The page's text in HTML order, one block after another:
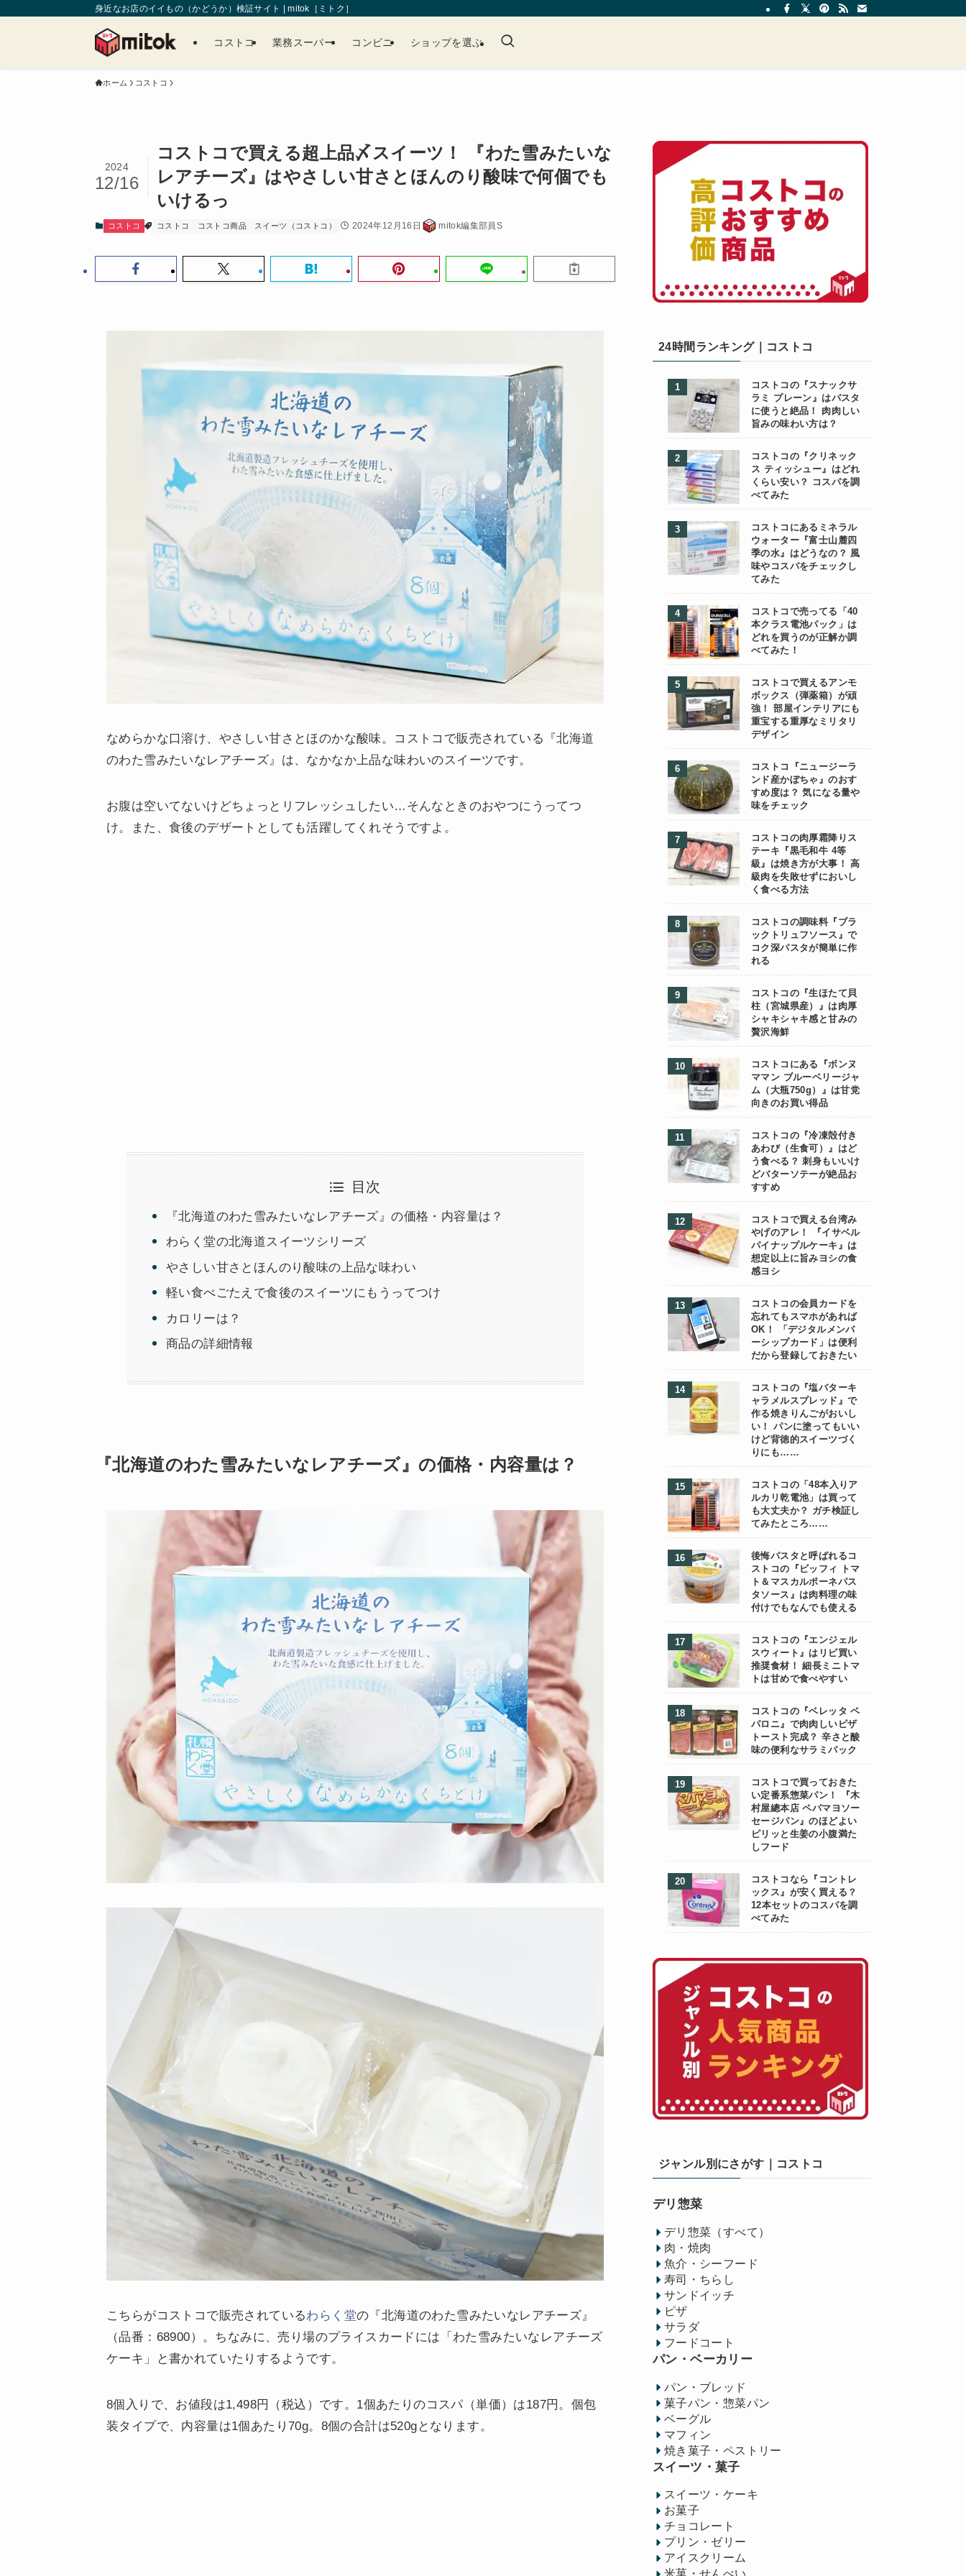
身近なお店のイイもの（かどうか）検証サイト | mitok［ミトク］
コストコ 業務スーパー コンビニ ショップを選ぶ
ホーム コストコ
コストコで買える超上品〆スイーツ！ 『わた雪みたいな
レアチーズ』はやさしい甘さとほんのり酸味で何個でも
いけるっ
2024
12/16
コストコ コストコ コストコ商品 スイーツ（コストコ） 2024年12月16日 mitok編集部員S
なめらかな口溶け、やさしい甘さとほのかな酸味。コストコで販売されている『北海道
のわた雪みたいなレアチーズ』は、なかなか上品な味わいのスイーツです。
お腹は空いてないけどちょっとリフレッシュしたい…そんなときのおやつにうってつ
け。また、食後のデザートとしても活躍してくれそうですよ。
目次
『北海道のわた雪みたいなレアチーズ』の価格・内容量は？
わらく堂の北海道スイーツシリーズ
やさしい甘さとほんのり酸味の上品な味わい
軽い食べごたえで食後のスイーツにもうってつけ
カロリーは？
商品の詳細情報
『北海道のわた雪みたいなレアチーズ』の価格・内容量は？
こちらがコストコで販売されているわらく堂の『北海道のわた雪みたいなレアチーズ』
（品番：68900）。ちなみに、売り場のプライスカードには「わた雪みたいなレアチーズ
ケーキ」と書かれていたりするようです。
8個入りで、お値段は1,498円（税込）です。1個あたりのコスパ（単価）は187円。個包
装タイプで、内容量は1個あたり70g。8個の合計は520gとなります。
24時間ランキング｜コストコ
コストコの『スナックサ
ラミ プレーン』はパスタ
に使うと絶品！ 肉肉しい
旨みの味わい方は？
コストコの『クリネック
ス ティッシュー』はどれ
くらい安い？ コスパを調
べてみた
コストコにあるミネラル
ウォーター『富士山麓四
季の水』はどうなの？ 風
味やコスパをチェックし
てみた
コストコで売ってる「40
本クラス電池パック」は
どれを買うのが正解か調
べてみた！
コストコで買えるアンモ
ボックス（弾薬箱）が頑
強！ 部屋インテリアにも
重宝する重厚なミリタリ
デザイン
コストコ『ニュージーラ
ンド産かぼちゃ』のおす
すめ度は？ 気になる量や
味をチェック
コストコの肉厚霜降りス
テーキ『黒毛和牛 4等
級』は焼き方が大事！ 高
級肉を失敗せずにおいし
く食べる方法
コストコの調味料『ブラ
ックトリュフソース』で
コク深パスタが簡単に作
れる
コストコの『生ほたて貝
柱（宮城県産）』は肉厚
シャキシャキ感と甘みの
贅沢海鮮
コストコにある『ボンヌ
ママン ブルーベリージャ
ム（大瓶750g）』は甘党
向きのお買い得品
コストコの『冷凍殻付き
あわび（生食可）』はど
う食べる？ 刺身もいいけ
どバターソテーが絶品お
すすめ
コストコで買える台湾み
やげのアレ！ 『イサベル
パイナップルケーキ』は
想定以上に旨みヨシの食
感ヨシ
コストコの会員カードを
忘れてもスマホがあれば
OK！ 「デジタルメンバ
ーシップカード」は便利
だから登録しておきたい
コストコの『塩バターキ
ャラメルスプレッド』で
作る焼きりんごがおいし
い！ パンに塗ってもいい
けど背徳的スイーツづく
りにも……
コストコの「48本入りア
ルカリ乾電池」は買って
も大丈夫か？ ガチ検証し
てみたところ……
後悔パスタと呼ばれるコ
ストコの『ビッフィ トマ
ト＆マスカルポーネパス
タソース』は肉料理の味
付けでもなんでも使える
コストコの『エンジェル
スウィート』はリピ買い
推奨食材！ 細長ミニトマ
トは甘めで食べやすい
コストコの『ベレッタ ペ
パロニ』で肉肉しいピザ
トースト完成？ 辛さと酸
味の便利なサラミパック
コストコで買っておきた
い定番系惣菜パン！ 『木
村屋總本店 ペパマヨソー
セージパン』のほどよい
ピリッと生姜の小腹満た
しフード
コストコなら『コントレ
ックス』が安く買える？
12本セットのコスパを調
べてみた
ジャンル別にさがす｜コストコ
デリ惣菜
デリ惣菜（すべて）
肉・焼肉
魚介・シーフード
寿司・ちらし
サンドイッチ
ピザ
サラダ
フードコート
パン・ベーカリー
パン・ブレッド
菓子パン・惣菜パン
ベーグル
マフィン
焼き菓子・ペストリー
スイーツ・菓子
スイーツ・ケーキ
お菓子
チョコレート
プリン・ゼリー
アイスクリーム